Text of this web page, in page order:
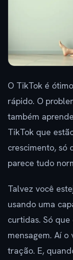
O TikTok é
rápido. O
também
TikTok que
crescimento, só
parece tudo
Talvez você
usando uma
curtidas. Só
mensagem. Aí
tração. E,